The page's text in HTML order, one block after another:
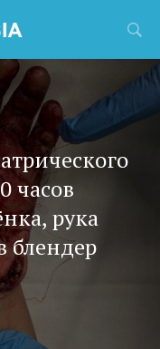
часов
рука
блендер